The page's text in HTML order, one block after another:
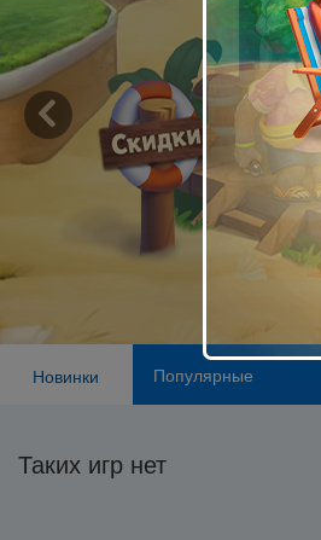
Новинки Популярные
Таких игр нет